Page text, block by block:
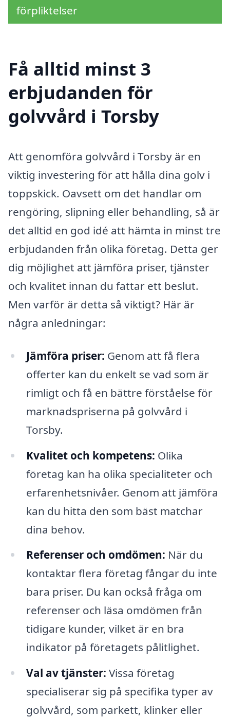
förpliktelser
Få alltid minst 3
erbjudanden för
golvvård i Torsby
Att genomföra golvvård i Torsby är en
viktig investering för att hålla dina golv i
toppskick. Oavsett om det handlar om
rengöring, slipning eller behandling, så är
det alltid en god idé att hämta in minst tre
erbjudanden från olika företag. Detta ger
dig möjlighet att jämföra priser, tjänster
och kvalitet innan du fattar ett beslut.
Men varför är detta så viktigt? Här är
några anledningar:
Jämföra priser: Genom att få flera
offerter kan du enkelt se vad som är
rimligt och få en bättre förståelse för
marknadspriserna på golvvård i
Torsby.
Kvalitet och kompetens: Olika
företag kan ha olika specialiteter och
erfarenhetsnivåer. Genom att jämföra
kan du hitta den som bäst matchar
dina behov.
Referenser och omdömen: När du
kontaktar flera företag fångar du inte
bara priser. Du kan också fråga om
referenser och läsa omdömen från
tidigare kunder, vilket är en bra
indikator på företagets pålitlighet.
Val av tjänster: Vissa företag
specialiserar sig på specifika typer av
golvvård, som parkett, klinker eller